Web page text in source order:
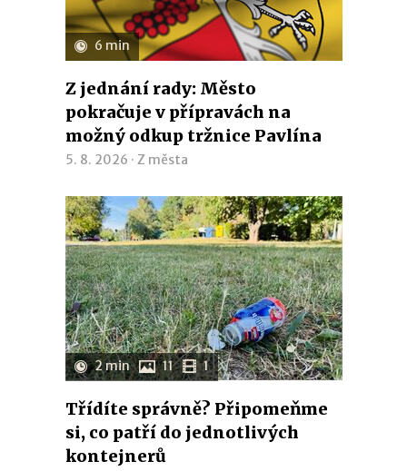
6 min
Z jednání rady: Město
pokračuje v přípravách na
možný odkup tržnice Pavlína
5. 8. 2026 · Z města
2 min 11 1
Třídíte správně? Připomeňme
si, co patří do jednotlivých
kontejnerů